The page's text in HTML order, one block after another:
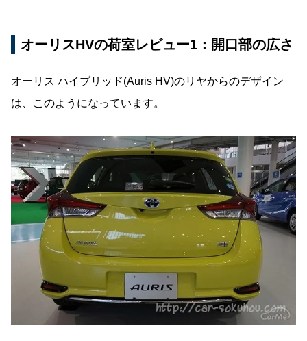
オーリスHVの荷室レビュー1：開口部の広さ
オーリス ハイブリッド(Auris HV)のリヤからのデザイン
は、このようになっています。